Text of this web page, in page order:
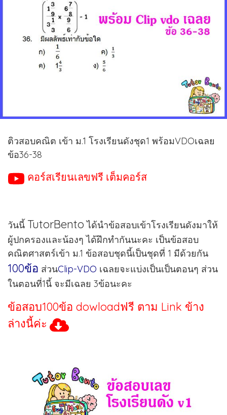
ติวสอบคณิต เข้า ม.1 โรงเรียนดังชุด1 พร้อมVDOเฉลย
ข้อ36-38
คอร์สเรียนเลขฟรี เต็มคอร์ส
วันนี้ TutorBento ได้นำข้อสอบเข้าโรงเรียนดังมาให้
ผู้ปกครองและน้องๆ ได้ฝึกทำกันนะคะ เป็นข้อสอบ
คณิตศาสตร์เข้า ม.1 ข้อสอบชุดนี้เป็นชุดที่ 1 มีด้วยกัน
100ข้อ ส่วนClip-VDO เฉลยจะแบ่งเป็นเป็นตอนๆ ส่วน
ในตอนที่1นี้ จะมีเฉลย 3ข้อนะคะ
ข้อสอบ100ข้อ dowloadฟรี ตาม Link ข้าง
ล่างนี้ค่ะ